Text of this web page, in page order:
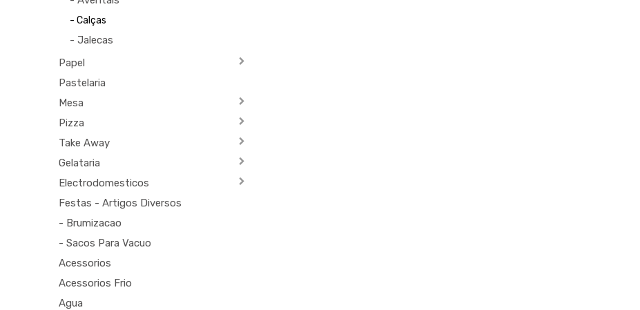
- Calças
- Jalecas
Papel
Pastelaria
Mesa
Pizza
Take Away
Gelataria
Electrodomesticos
Festas - Artigos Diversos
- Brumizacao
- Sacos Para Vacuo
Acessorios
Acessorios Frio
Agua